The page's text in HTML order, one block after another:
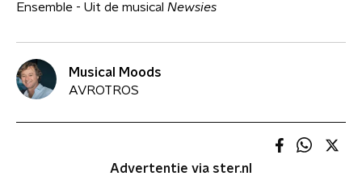
Ensemble - Uit de musical Newsies
Musical Moods
AVROTROS
Advertentie via ster.nl